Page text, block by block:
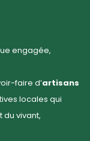
engagée,
faire d’artisans
locales qui
du vivant,